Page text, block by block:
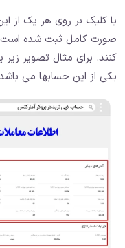
با کلیک بر روی هر یک از
صورت کامل ثبت شده است
کنند. برای مثال تصویر
یکی از این حسابها می